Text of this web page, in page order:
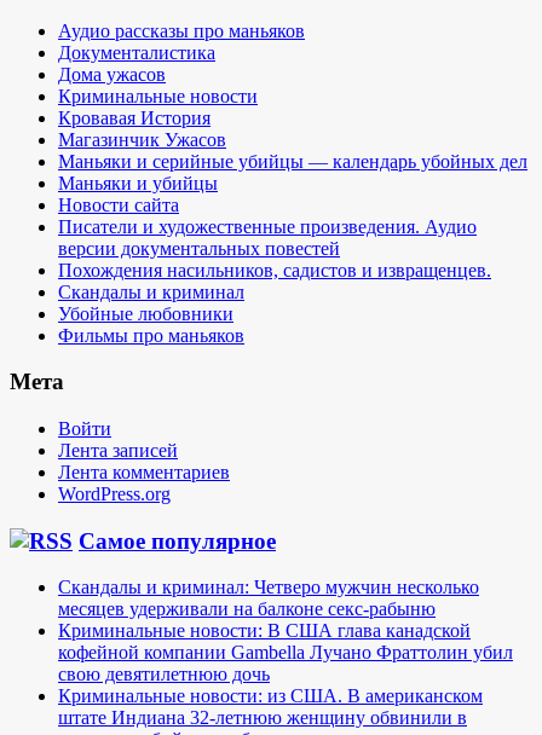
Аудио рассказы про маньяков
Документалистика
Дома ужасов
Криминальные новости
Кровавая История
Магазинчик Ужасов
Маньяки и серийные убийцы — календарь убойных дел
Маньяки и убийцы
Новости сайта
Писатели и художественные произведения. Аудио
версии документальных повестей
Похождения насильников, садистов и извращенцев.
Скандалы и криминал
Убойные любовники
Фильмы про маньяков
Мета
Войти
Лента записей
Лента комментариев
WordPress.org
Самое популярное
Скандалы и криминал: Четверо мужчин несколько
месяцев удерживали на балконе секс-рабыню
Криминальные новости: В США глава канадской
кофейной компании Gambella Лучано Фраттолин убил
свою девятилетнюю дочь
Криминальные новости: из США. В американском
штате Индиана 32-летнюю женщину обвинили в